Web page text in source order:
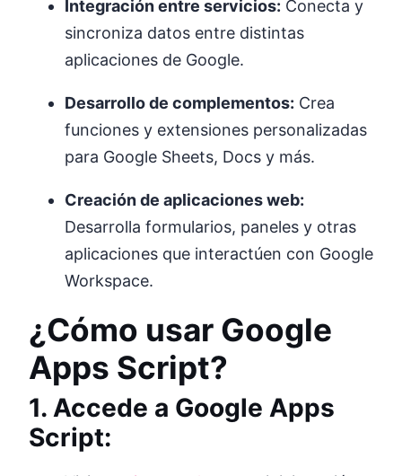
Integración entre servicios: Conecta y
sincroniza datos entre distintas
aplicaciones de Google.
Desarrollo de complementos: Crea
funciones y extensiones personalizadas
para Google Sheets, Docs y más.
Creación de aplicaciones web:
Desarrolla formularios, paneles y otras
aplicaciones que interactúen con Google
Workspace.
¿Cómo usar Google
Apps Script?
1. Accede a Google Apps
Script: